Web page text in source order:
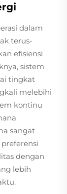
dalam
terus-
efisiensi
sistem
tingkat
melebihi
kontinu
sangat
dengan
lebih